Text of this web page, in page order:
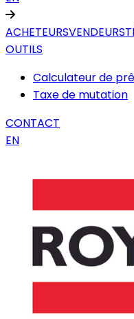
ACHETEURSVENDEURS
OUTILS
Calculateur de
Taxe de mutation
CONTACT
EN